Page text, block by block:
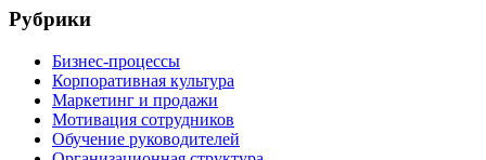
Рубрики
Бизнес-процессы
Корпоративная культура
Маркетинг и продажи
Мотивация сотрудников
Обучение руководителей